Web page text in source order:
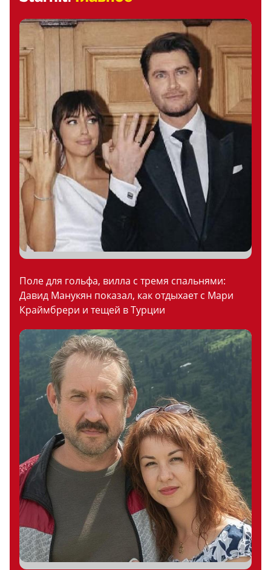
Поле для гольфа, вилла с тремя спальнями:
Давид Манукян показал, как отдыхает с Мари
Краймбрери и тещей в Турции